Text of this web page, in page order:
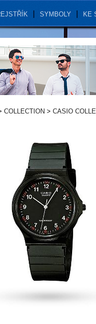
SYMBOLY KE
COLLECTION > CASIO